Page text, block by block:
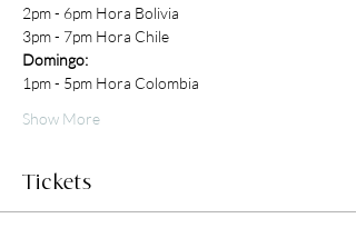
2pm - 6pm Hora Bolivia
3pm - 7pm Hora Chile
Domingo:
1pm - 5pm Hora Colombia
Show More
Tickets